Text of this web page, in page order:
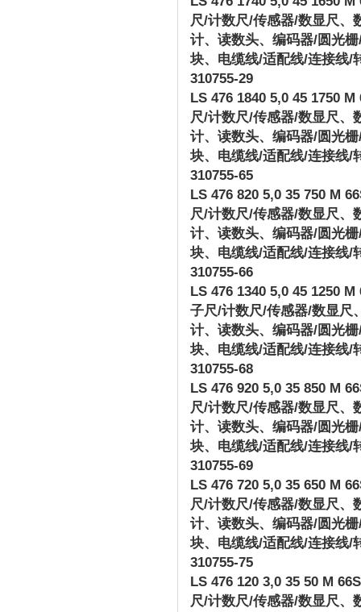
尺/计数尺/传感器/数显尺、
计、读数头、编码器/圆光栅
块、电缆线/适配线/连接线/
310755-29
LS 476 1840 5,0 45 1750
尺/计数尺/传感器/数显尺、
计、读数头、编码器/圆光栅
块、电缆线/适配线/连接线/
310755-65
LS 476 820 5,0 35 750 M
尺/计数尺/传感器/数显尺、
计、读数头、编码器/圆光栅
块、电缆线/适配线/连接线/
310755-66
LS 476 1340 5,0 45 1250
子尺/计数尺/传感器/数显尺
计、读数头、编码器/圆光栅
块、电缆线/适配线/连接线/
310755-68
LS 476 920 5,0 35 850 M
尺/计数尺/传感器/数显尺、
计、读数头、编码器/圆光栅
块、电缆线/适配线/连接线/
310755-69
LS 476 720 5,0 35 650 M
尺/计数尺/传感器/数显尺、
计、读数头、编码器/圆光栅
块、电缆线/适配线/连接线/
310755-75
LS 476 120 3,0 35 50 M
尺/计数尺/传感器/数显尺、